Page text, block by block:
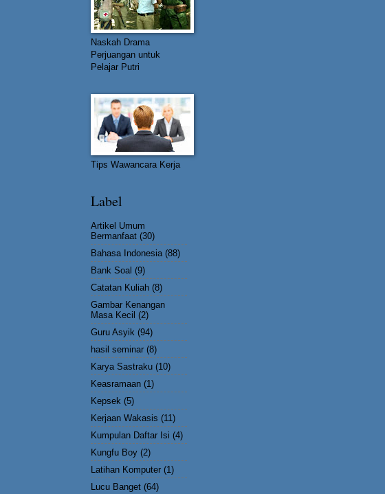
Naskah Drama
Perjuangan untuk
Pelajar Putri
Tips Wawancara Kerja
Label
Artikel Umum
Bermanfaat (30)
Bahasa Indonesia (88)
Bank Soal (9)
Catatan Kuliah (8)
Gambar Kenangan
Masa Kecil (2)
Guru Asyik (94)
hasil seminar (8)
Karya Sastraku (10)
Keasramaan (1)
Kepsek (5)
Kerjaan Wakasis (11)
Kumpulan Daftar Isi (4)
Kungfu Boy (2)
Latihan Komputer (1)
Lucu Banget (64)